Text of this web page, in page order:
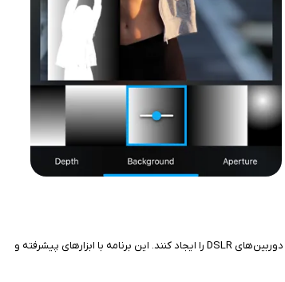
برنامه AfterFocus - Background Blur یک اپلیکیشن ویرایش عکس و ویدیو برای آيفون‌داران است که در سال ۲۰۱۱ منتشر شد و به کاربران امکان می‌دهد جلوه‌های بلور پس‌زمینه مشابه دوربین‌های DSLR را ایجاد کنند. این برنامه با ابزارهای پیشرفته و